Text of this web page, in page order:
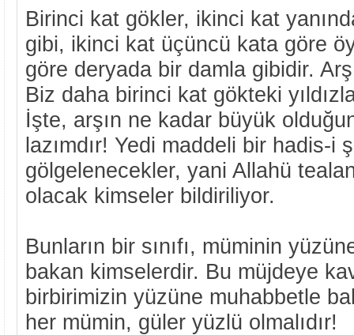
Birinci kat gökler, ikinci kat
gibi, ikinci kat üçüncü kata göre
göre deryada bir damla gibidir.
Biz daha birinci kat gökteki
İşte, arşın ne kadar büyük
lazımdır! Yedi maddeli bir hadis-i
gölgelenecekler, yani Allahü
olacak kimseler bildiriliyor.
Bunların bir sınıfı, müminin
bakan kimselerdir. Bu müjdeye
birbirimizin yüzüne muhabbetle
her mümin, güler yüzlü olmalıdır!